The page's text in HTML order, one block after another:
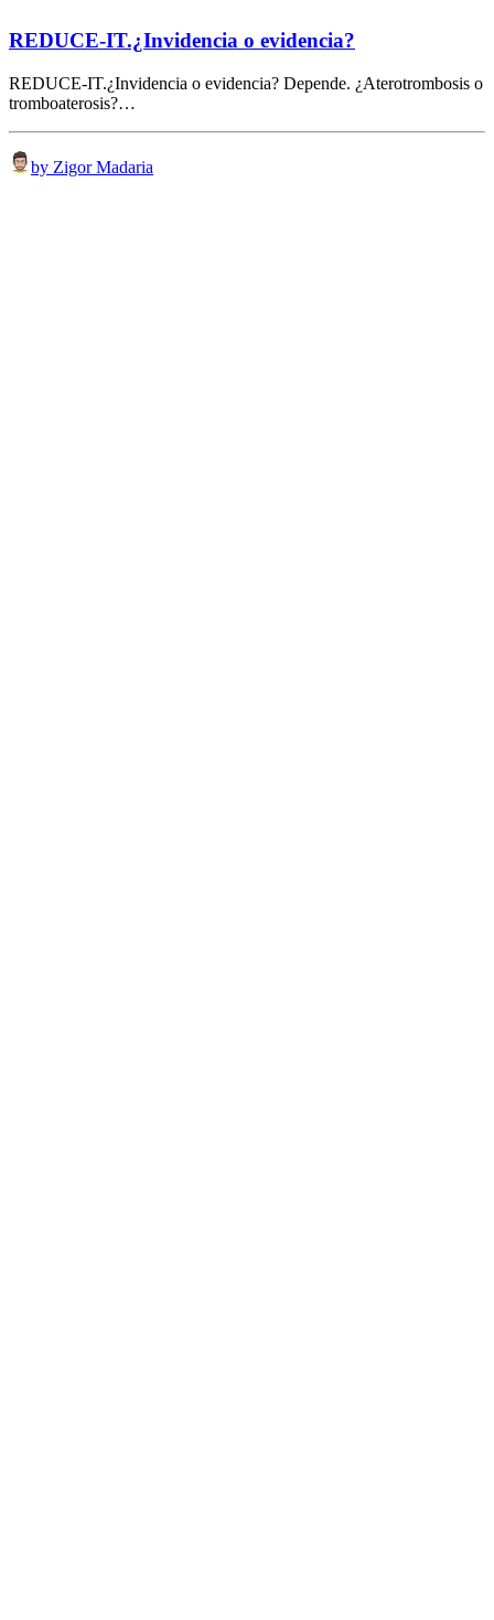
REDUCE-IT.¿Invidencia o evidencia?
REDUCE-IT.¿Invidencia o evidencia? Depende. ¿Aterotrombosis o
tromboaterosis?…
by Zigor Madaria